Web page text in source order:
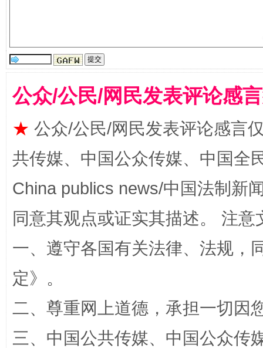
公众/公民/网民发表评论感
★ 公众/公民/网民发表评论感言
共传媒、中国公众传媒、中国全
China publics news/中国法制新
同意其观点或证实其描述。 注
一、遵守各国有关法律、法规，
定》。
二、尊重网上道德，承担一切因
三、中国公共传媒、中国公众传